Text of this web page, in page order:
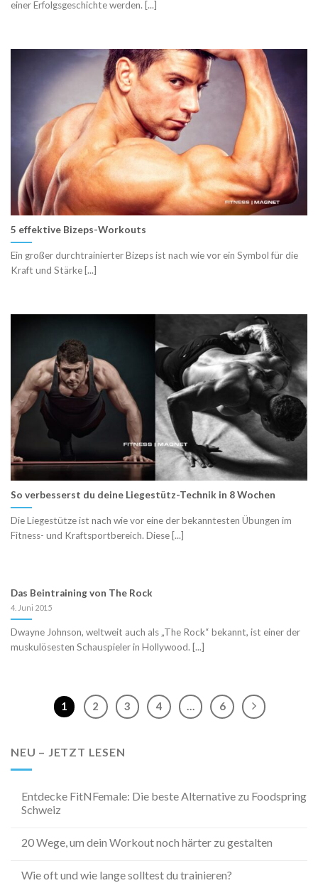
einer Erfolgsgeschichte werden. [...]
5 effektive Bizeps-Workouts
Ein großer durchtrainierter Bizeps ist nach wie vor ein Symbol für die
Kraft und Stärke [...]
So verbesserst du deine Liegestütz-Technik in 8 Wochen
Die Liegestütze ist nach wie vor eine der bekanntesten Übungen im
Fitness- und Kraftsportbereich. Diese [...]
Das Beintraining von The Rock
4. Juni 2015
Dwayne Johnson, weltweit auch als „The Rock“ bekannt, ist einer der
muskulösesten Schauspieler in Hollywood. [...]
1 2 3 4 … 6
NEU – JETZT LESEN
Entdecke FitNFemale: Die beste Alternative zu Foodspring
Schweiz
20 Wege, um dein Workout noch härter zu gestalten
Wie oft und wie lange solltest du trainieren?